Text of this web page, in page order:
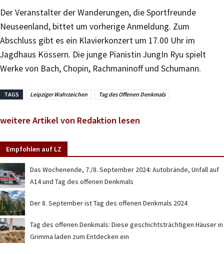
Der Veranstalter der Wanderungen, die Sportfreunde
Neuseenland, bittet um vorherige Anmeldung. Zum
Abschluss gibt es ein Klavierkonzert um 17.00 Uhr im
Jagdhaus Kössern. Die junge Pianistin JungIn Ryu spielt
Werke von Bach, Chopin, Rachmaninoff und Schumann.
TAGS Leipziger Wahrzeichen Tag des Offenen Denkmals
weitere Artikel von Redaktion lesen
Empfohlen auf LZ
Das Wochenende, 7./8. September 2024: Autobrände, Unfall auf
A14 und Tag des offenen Denkmals
Der 8. September ist Tag des offenen Denkmals 2024
Tag des offenen Denkmals: Diese geschichtsträchtigen Häuser in
Grimma laden zum Entdecken ein